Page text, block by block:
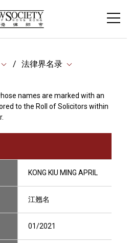
法律界名录
names are marked with an
to the Roll of Solicitors within
KONG KIU MING APRIL
江翘名
01/2021